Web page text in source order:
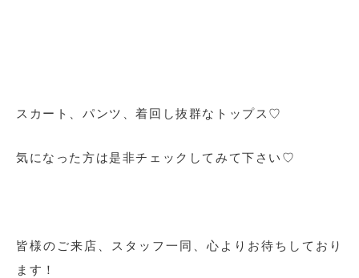
スカート、パンツ、着回し抜群なトップス♡
気になった方は是非チェックしてみて下さい♡
皆様のご来店、スタッフ一同、心よりお待ちしており
ます！